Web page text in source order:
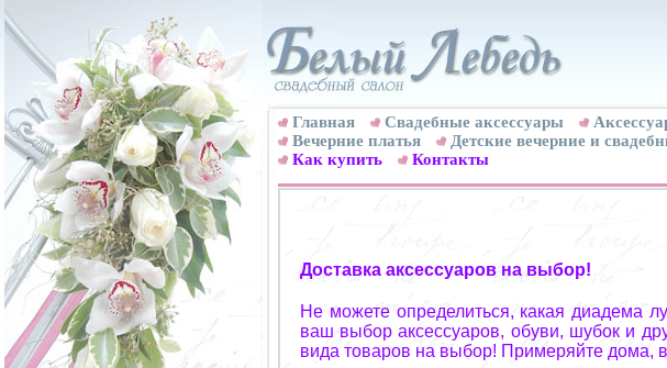
Главная Свадебные аксессуары
Вечерние платья
Детские вечерние и
Как купить
Контакты
Доставка аксессуаров на выбор!
Не можете определиться, какая диадема
ваш выбор аксессуаров, обуви, шубок и
вида товаров на выбор! Примеряйте дома,